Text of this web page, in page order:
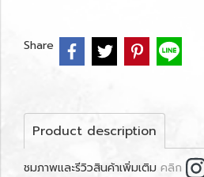
Share
Product description
ชมภาพและรีวิวสินค้าเพิ่มเติม คลิก